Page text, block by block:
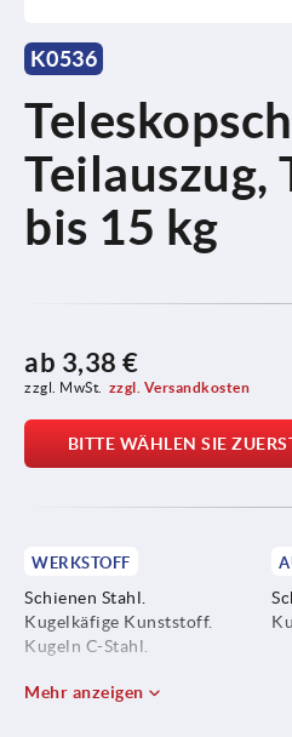
K0536
Teilauszug,
bis 15 kg
ab 3,38 €
zzgl. MwSt. zzgl. Versandkosten
BITTE WÄHLEN SIE
WERKSTOFF
Schienen Stahl.
Kugelkäfige Kunststoff.
Kugeln C-Stahl.
Mehr anzeigen